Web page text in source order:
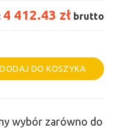
4 412.43 zł brutto
DODAJ DO KOSZYKA
wybór zarówno do